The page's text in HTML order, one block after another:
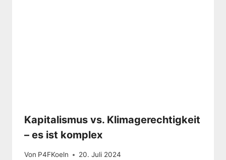
Kapitalismus vs. Klimagerechtigkeit
– es ist komplex
Von P4FKoeln 20. Juli 2024